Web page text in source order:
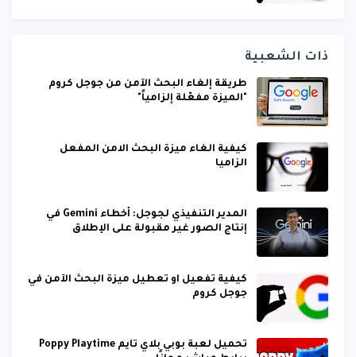
ذات الشعبية
طريقة إلغاء البحث الآمن من جوجل كروم
"الميزة مفعّلة إلزامياً"
كيفية الغاء ميزة البحث الامن المفعل
الزاميا
المدير التنفيذي لجوجل: أخطاء Gemini في
إنتاج الصور غير مقبولة على الإطلاق
كيفية تفعيل او تعطيل ميزة البحث الآمن في
جوجل كروم
تحميل لعبة بوبي بلاي تايم Poppy Playtime